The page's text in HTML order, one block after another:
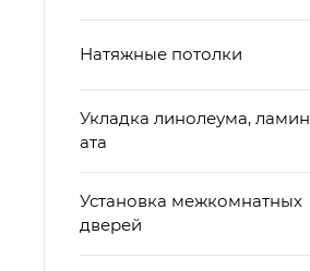
Натяжные потолки
Укладка линолеума, ламин
ата
Установка межкомнатных
дверей